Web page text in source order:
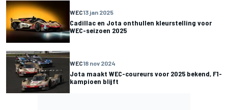
WEC13 jan 2025
Cadillac en Jota onthullen kleurstelling voor
WEC-seizoen 2025
WEC18 nov 2024
Jota maakt WEC-coureurs voor 2025 bekend, F1-
kampioen blijft